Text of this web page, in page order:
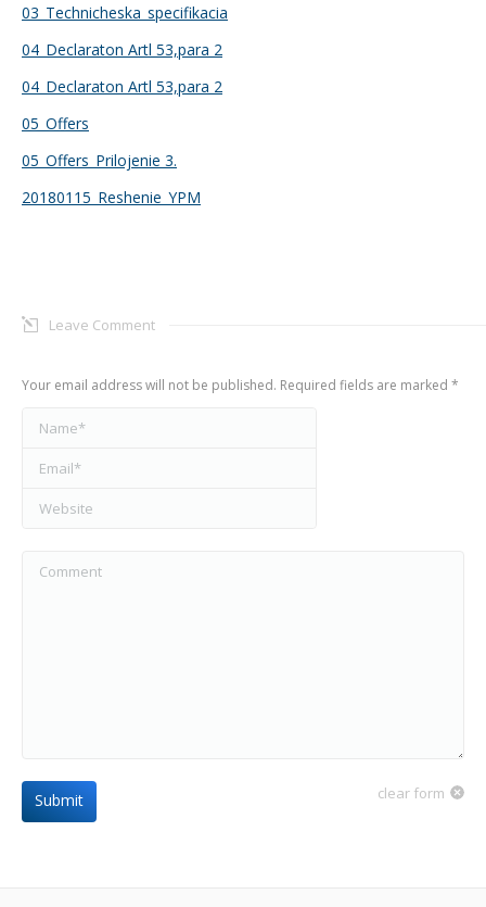
03_Technicheska_specifikacia
04_Declaraton Artl 53,para 2
04_Declaraton Artl 53,para 2
05_Offers
05_Offers_Prilojenie 3.
20180115_Reshenie_YPM
Leave Comment
Your email address will not be published. Required fields are marked *
Name *
Email *
Website
clear form
Submit